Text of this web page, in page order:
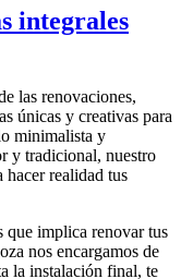
integrales
las renovaciones,
únicas y creativas para
minimalista y
y tradicional, nuestro
hacer realidad tus
que implica renovar tus
nos encargamos de
la instalación final, te